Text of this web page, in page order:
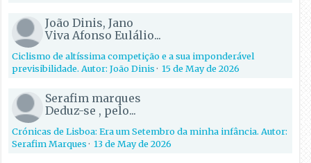
João Dinis, Jano
Viva Afonso Eulálio...
Ciclismo de altíssima competição e a sua imponderável
previsibilidade. Autor: João Dinis·15 de May de 2026
Serafim marques
Deduz-se , pelo...
Crónicas de Lisboa: Era um Setembro da minha infância. Autor:
Serafim Marques·13 de May de 2026